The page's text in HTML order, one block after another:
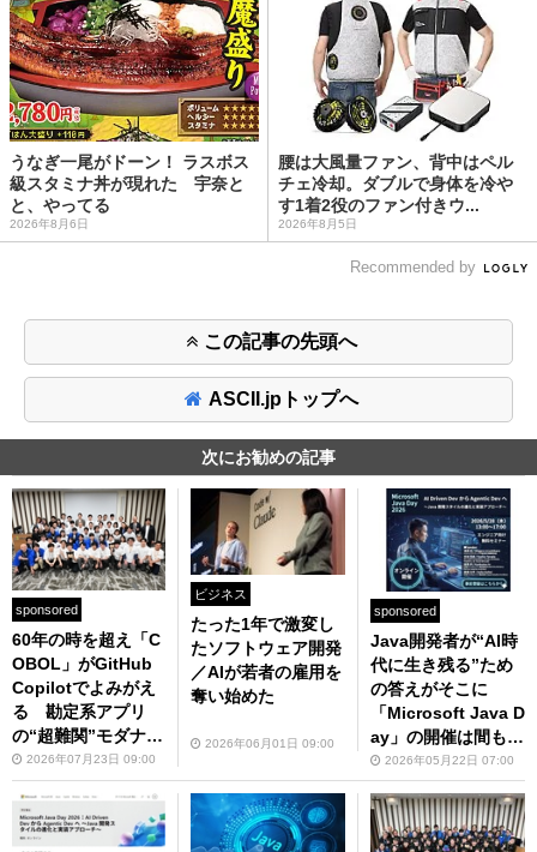
うなぎ一尾がドーン！ ラスボス
級スタミナ丼が現れた 宇奈と
と、やってる
2026年8月6日
腰は大風量ファン、背中はペル
チェ冷却。ダブルで身体を冷や
す1着2役のファン付きウ...
2026年8月5日
Recommended by
この記事の先頭へ
ASCII.jpトップへ
次にお勧めの記事
sponsored
60年の時を超え「C
OBOL」がGitHub
Copilotでよみがえ
る 勘定系アプリ
の“超難関”モダナイ
に7社が挑戦
2026年07月23日 09:00
ビジネス
たった1年で激変し
たソフトウェア開発
／AIが若者の雇用を
奪い始めた
2026年06月01日 09:00
sponsored
Java開発者が“AI時
代に生き残る”ため
の答えがそこに
「Microsoft Java D
ay」の開催は間もな
く2026年05月22日 07:00